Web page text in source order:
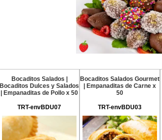
Bocaditos Salados |
Bocaditos Dulces y Salados
| Empanaditas de Pollo x 50
TRT-envBDU07
Bocaditos Salados Gourmet
| Empanaditas de Carne x
50
TRT-envBDU03